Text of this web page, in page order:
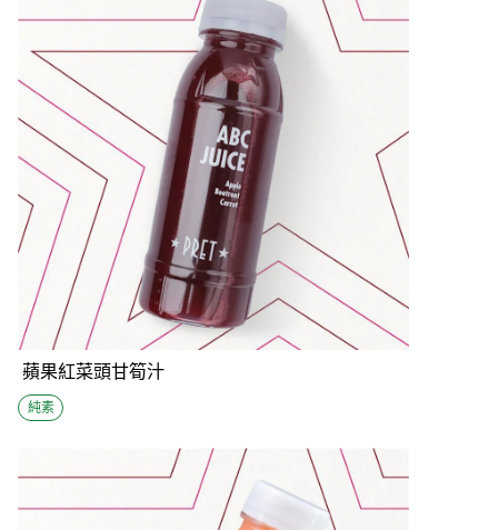
蘋果紅菜頭甘筍汁
純素